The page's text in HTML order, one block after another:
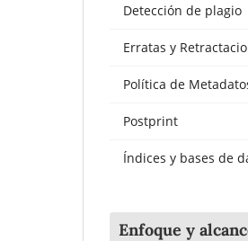
Detección de plagio
Erratas y
Política de
Postprint
Índices y bases de
Enfoque y